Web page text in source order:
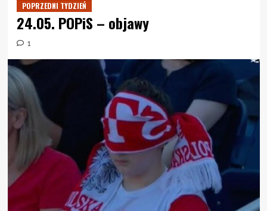
POPRZEDNI TYDZIEŃ
24.05. POPiS – objawy
1